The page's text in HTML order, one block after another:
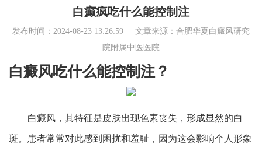
白癫疯吃什么能控制注
发布时间：2024-08-23 13:26:59 文章来源： 合肥华夏白癜风研究
院附属中医医院
白癜风吃什么能控制注？
白癜风，其特征是皮肤出现色素丧失，形成显然的白
斑。患者常常对此感到困扰和羞耻，因为这会影响个人形象